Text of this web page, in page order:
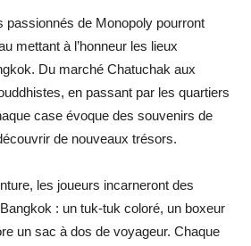
passionnés de Monopoly pourront
mettant à l’honneur les lieux
Du marché Chatuchak aux
en passant par les quartiers
case évoque des souvenirs de
de nouveaux trésors.
les joueurs incarneront des
: un tuk-tuk coloré, un boxeur
un sac à dos de voyageur. Chaque